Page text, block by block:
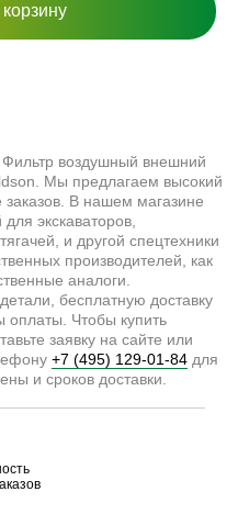
воздушный внешний
Мы предлагаем высокий
В нашем магазине
экскаваторов,
и другой спецтехники
производителей, как
аналоги.
бесплатную доставку
Чтобы купить
заявку на сайте или
+7 (495) 129-01-84 для
и сроков доставки.